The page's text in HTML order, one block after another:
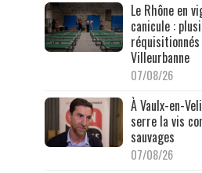
Le Rhône en
canicule :
réquisitionnés
Villeurbanne
07/08/26
À Vaulx-en-
serre la vis
sauvages
07/08/26